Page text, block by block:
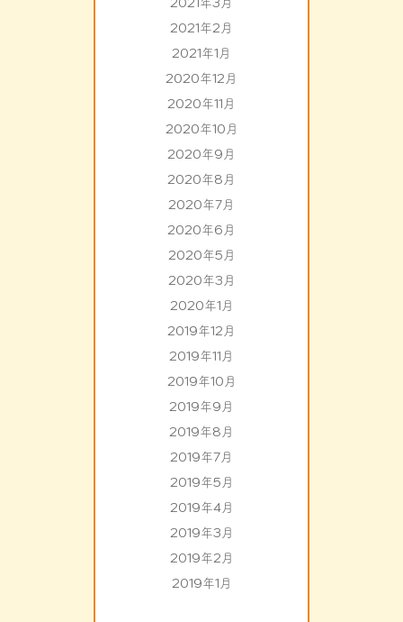
2021年2月
2021年1月
2020年12月
2020年11月
2020年10月
2020年9月
2020年8月
2020年7月
2020年6月
2020年5月
2020年3月
2020年1月
2019年12月
2019年11月
2019年10月
2019年9月
2019年8月
2019年7月
2019年5月
2019年4月
2019年3月
2019年2月
2019年1月